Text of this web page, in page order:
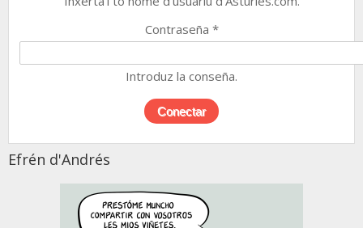
Contraseña *
Introduz la conseña.
Efrén d'Andrés